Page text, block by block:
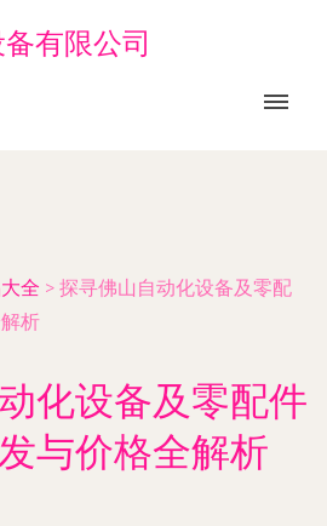
有限公司
全 > 探寻佛山自动化设备及零配
析
化设备及零配件
与价格全解析